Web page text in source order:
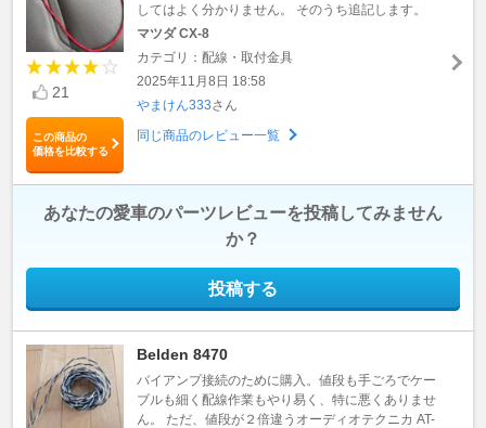
21
この商品の
価格を比較する
してはよく分かりません。 そのうち追記します。
マツダ CX-8
カテゴリ：配線・取付金具
2025年11月8日 18:58
やまけん333さん
同じ商品のレビュー一覧
あなたの愛車のパーツレビューを投稿してみません
か？
投稿する
Belden 8470
バイアンプ接続のために購入。値段も手ごろでケー
ブルも細く配線作業もやり易く、特に悪くありませ
ん。 ただ、値段が２倍違うオーディオテクニカ AT-